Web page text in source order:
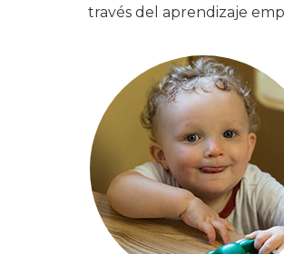
través del aprendizaje